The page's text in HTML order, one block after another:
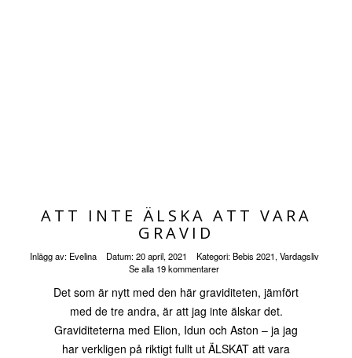
ATT INTE ÄLSKA ATT VARA
GRAVID
Inlägg av: Evelina Datum:20 april, 2021 Kategori:Bebis 2021,Vardagsliv
Se alla 19 kommentarer
Det som är nytt med den här graviditeten, jämfört
med de tre andra, är att jag inte älskar det.
Graviditeterna med Elion, Idun och Aston – ja jag
har verkligen på riktigt fullt ut ÄLSKAT att vara